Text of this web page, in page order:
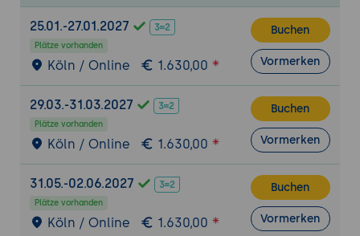
und Sammlung von Nachweisen
Ziel der Übung: Die Teilnehmenden lernen,
wie sie einen Auditplan für ein ISO 20000
internes Audit erstellen und relevante
Nachweise zur Bewertung der Compliance
sammeln.
Projektbeschreibung:
Die Teilnehmenden
erarbeiten einen Auditplan für ein
Beispielunternehmen und erstellen eine
Liste mit zu sammelnden Nachweisen für
Prozesse wie Incident-Management und
SLA-Überwachung.
25.01.-27.01.2027
Plätze vorhanden
Köln / Online 1.630,00
Buchen
Vormerken
29.03.-31.03.2027
Plätze vorhanden
Köln / Online 1.630,00
Buchen
Vormerken
31.05.-02.06.2027
Plätze vorhanden
Köln / Online 1.630,00
Buchen
Vormerken